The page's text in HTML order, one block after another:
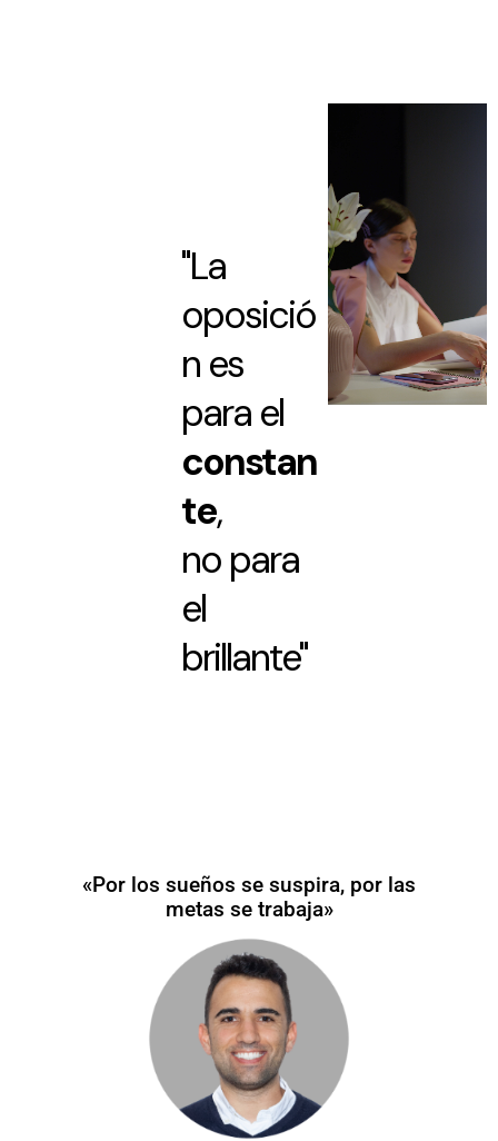
"La
oposició
n es
para el
constan
te,
no para
el
brillante"
«Por los sueños se suspira, por las
metas se trabaja»